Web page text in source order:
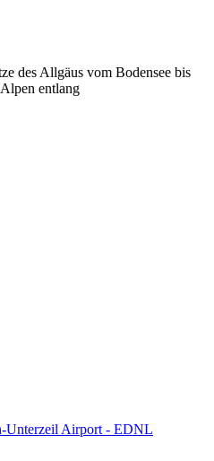
des Allgäus vom Bodensee bis
entlang
Unterzeil Airport - EDNL